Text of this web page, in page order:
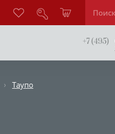
+7 (495)
Таупо